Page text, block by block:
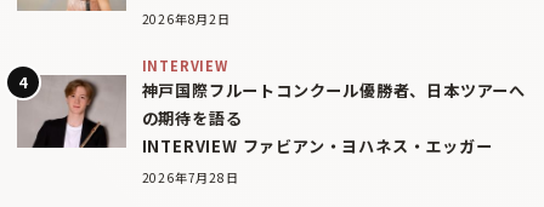
2026年8月2日
INTERVIEW
神戸国際フルートコンクール優勝者、日本ツアーへ
の期待を語る
INTERVIEW ファビアン・ヨハネス・エッガー
2026年7月28日